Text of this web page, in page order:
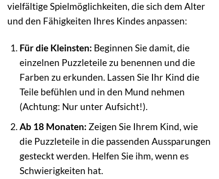
vielfältige Spielmöglichkeiten, die sich dem Alter
und den Fähigkeiten Ihres Kindes anpassen:
Für die Kleinsten: Beginnen Sie damit, die
einzelnen Puzzleteile zu benennen und die
Farben zu erkunden. Lassen Sie Ihr Kind die
Teile befühlen und in den Mund nehmen
(Achtung: Nur unter Aufsicht!).
Ab 18 Monaten: Zeigen Sie Ihrem Kind, wie
die Puzzleteile in die passenden Aussparungen
gesteckt werden. Helfen Sie ihm, wenn es
Schwierigkeiten hat.